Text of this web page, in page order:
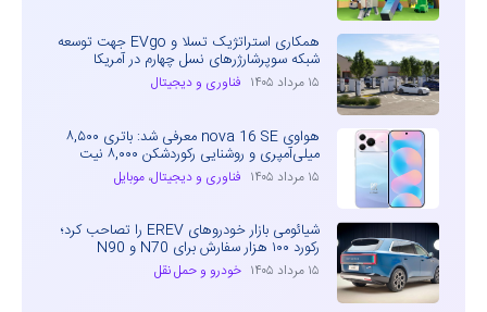
همکاری استراتژیک تسلا و EVgo جهت توسعه
شبکه سوپرشارژرهای نسل چهارم در آمریکا
۱۵ مرداد ۱۴۰۵ فناوری و دیجیتال
هواوی nova 16 SE معرفی شد: باتری ۸,۵۰۰
میلی‌آمپری و روشنایی رکوردشکن ۸,۰۰۰ نیت
۱۵ مرداد ۱۴۰۵ فناوری و دیجیتال، موبایل
شیائومی بازار خودروهای EREV را تصاحب کرد؛
رکورد ۱۰۰ هزار سفارش برای N70 و N90
۱۵ مرداد ۱۴۰۵ خودرو و حمل نقل